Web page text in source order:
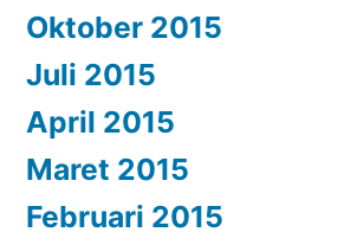
Oktober 2015
Juli 2015
April 2015
Maret 2015
Februari 2015